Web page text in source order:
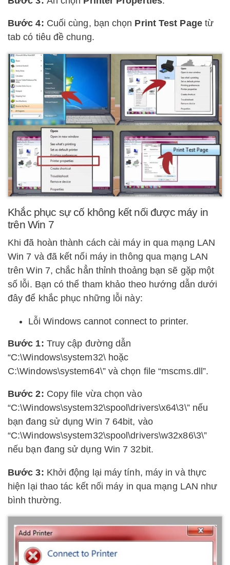
Bước 4: Cuối cùng, bạn chọn Print Test Pagetừ
tab có tiêu đề chung.
Khắc phục sự cố không kết nối được máy in
trên Win 7
Khi đã hoàn thành cách cài máy in qua mạng LAN
Win 7 và đã kết nối máy in thông qua mạng LAN
trên Win 7, chắc hẳn thỉnh thoảng bạn sẽ gặp một
số lỗi. Bạn có thể tham khảo theo hướng dẫn dưới
đây để khắc phục những lỗi này:
Lỗi Windows cannot connect to printer.
Bước 1: Truy cập đường dẫn
“C:\Windows\system32\ hoặc
C:\Windows\system64\” và chọn file “mscms.dll”.
Bước 2: Copy file vừa chọn vào
“C:\Windows\system32\spool\drivers\x64\3\” nếu
bạn đang sử dụng Win 7 64bit, vào
“C:\Windows\system32\spool\drivers\w32x86\3\”
nếu bạn đang sử dụng Win 7 32bit.
Bước 3: Khởi động lại máy tính, máy in và thực
hiện lại thao tác kết nối máy in qua mạng LAN như
bình thường.